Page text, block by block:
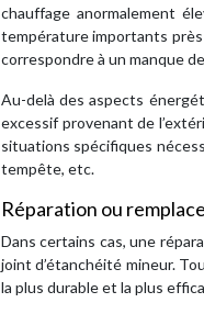
chauffage anormalement
température importants près
correspondre à un manque
Au-delà des aspects
excessif provenant de
situations spécifiques
tempête, etc.
Réparation ou
Dans certains cas, une
joint d’étanchéité mineur.
la plus durable et la plus